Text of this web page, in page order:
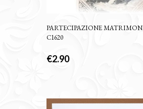
PARTECIPAZIONE
C1620
€2.90